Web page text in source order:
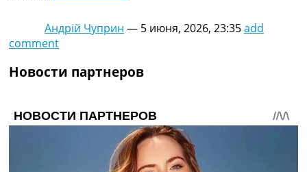
Андрій Чуприн — 5 июня, 2026, 23:35add
comment
Новости партнеров